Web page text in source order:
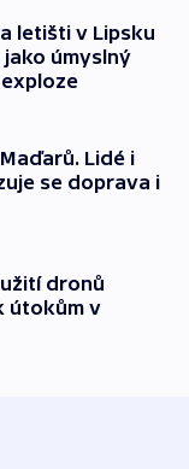
letišti v Lipsku
úmyslný
Lidé i
se doprava i
dronů
útokům v